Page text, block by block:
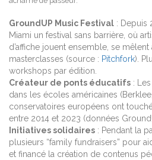
GroundUP Music Festival : Depuis
Miami un festival sans barrière, où
d’affiche jouent ensemble, se
masterclasses (source : Pitchfork).
workshops par édition.
Créateur de ponts éducatifs :
dans les écoles américaines
conservatoires européens ont
entre 2014 et 2023 (données
Initiatives solidaires : Pendant la
plusieurs “family fundraisers” pour
et financé la création de contenus